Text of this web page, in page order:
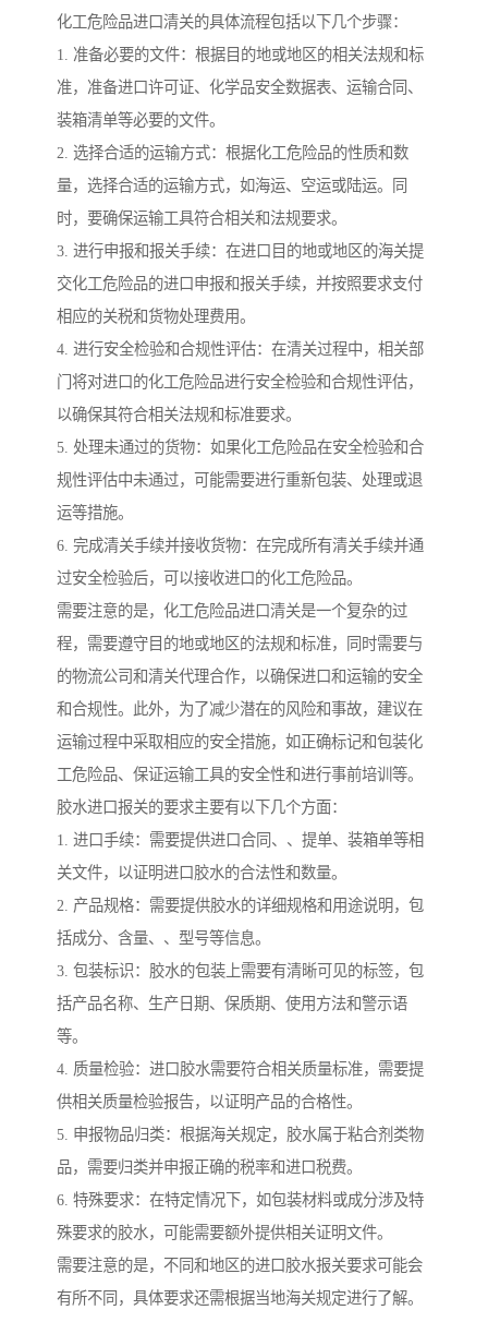
化工危险品进口清关的具体流程包括以下几个步骤：
1. 准备必要的文件：根据目的地或地区的相关法规和标
准，准备进口许可证、化学品安全数据表、运输合同、
装箱清单等必要的文件。
2. 选择合适的运输方式：根据化工危险品的性质和数
量，选择合适的运输方式，如海运、空运或陆运。同
时，要确保运输工具符合相关和法规要求。
3. 进行申报和报关手续：在进口目的地或地区的海关提
交化工危险品的进口申报和报关手续，并按照要求支付
相应的关税和货物处理费用。
4. 进行安全检验和合规性评估：在清关过程中，相关部
门将对进口的化工危险品进行安全检验和合规性评估，
以确保其符合相关法规和标准要求。
5. 处理未通过的货物：如果化工危险品在安全检验和合
规性评估中未通过，可能需要进行重新包装、处理或退
运等措施。
6. 完成清关手续并接收货物：在完成所有清关手续并通
过安全检验后，可以接收进口的化工危险品。
需要注意的是，化工危险品进口清关是一个复杂的过
程，需要遵守目的地或地区的法规和标准，同时需要与
的物流公司和清关代理合作，以确保进口和运输的安全
和合规性。此外，为了减少潜在的风险和事故，建议在
运输过程中采取相应的安全措施，如正确标记和包装化
工危险品、保证运输工具的安全性和进行事前培训等。
胶水进口报关的要求主要有以下几个方面：
1. 进口手续：需要提供进口合同、、提单、装箱单等相
关文件，以证明进口胶水的合法性和数量。
2. 产品规格：需要提供胶水的详细规格和用途说明，包
括成分、含量、、型号等信息。
3. 包装标识：胶水的包装上需要有清晰可见的标签，包
括产品名称、生产日期、保质期、使用方法和警示语
等。
4. 质量检验：进口胶水需要符合相关质量标准，需要提
供相关质量检验报告，以证明产品的合格性。
5. 申报物品归类：根据海关规定，胶水属于粘合剂类物
品，需要归类并申报正确的税率和进口税费。
6. 特殊要求：在特定情况下，如包装材料或成分涉及特
殊要求的胶水，可能需要额外提供相关证明文件。
需要注意的是，不同和地区的进口胶水报关要求可能会
有所不同，具体要求还需根据当地海关规定进行了解。